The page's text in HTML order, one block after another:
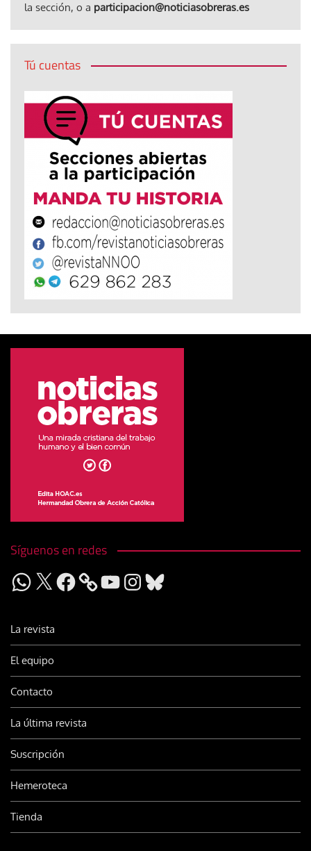
la sección, o a participacion@noticiasobreras.es
Tú cuentas
Síguenos en redes
WhatsApp
X Facebook YouTubeInstagram
Bluesky
La revista
El equipo
Contacto
La última revista
Suscripción
Hemeroteca
Tienda